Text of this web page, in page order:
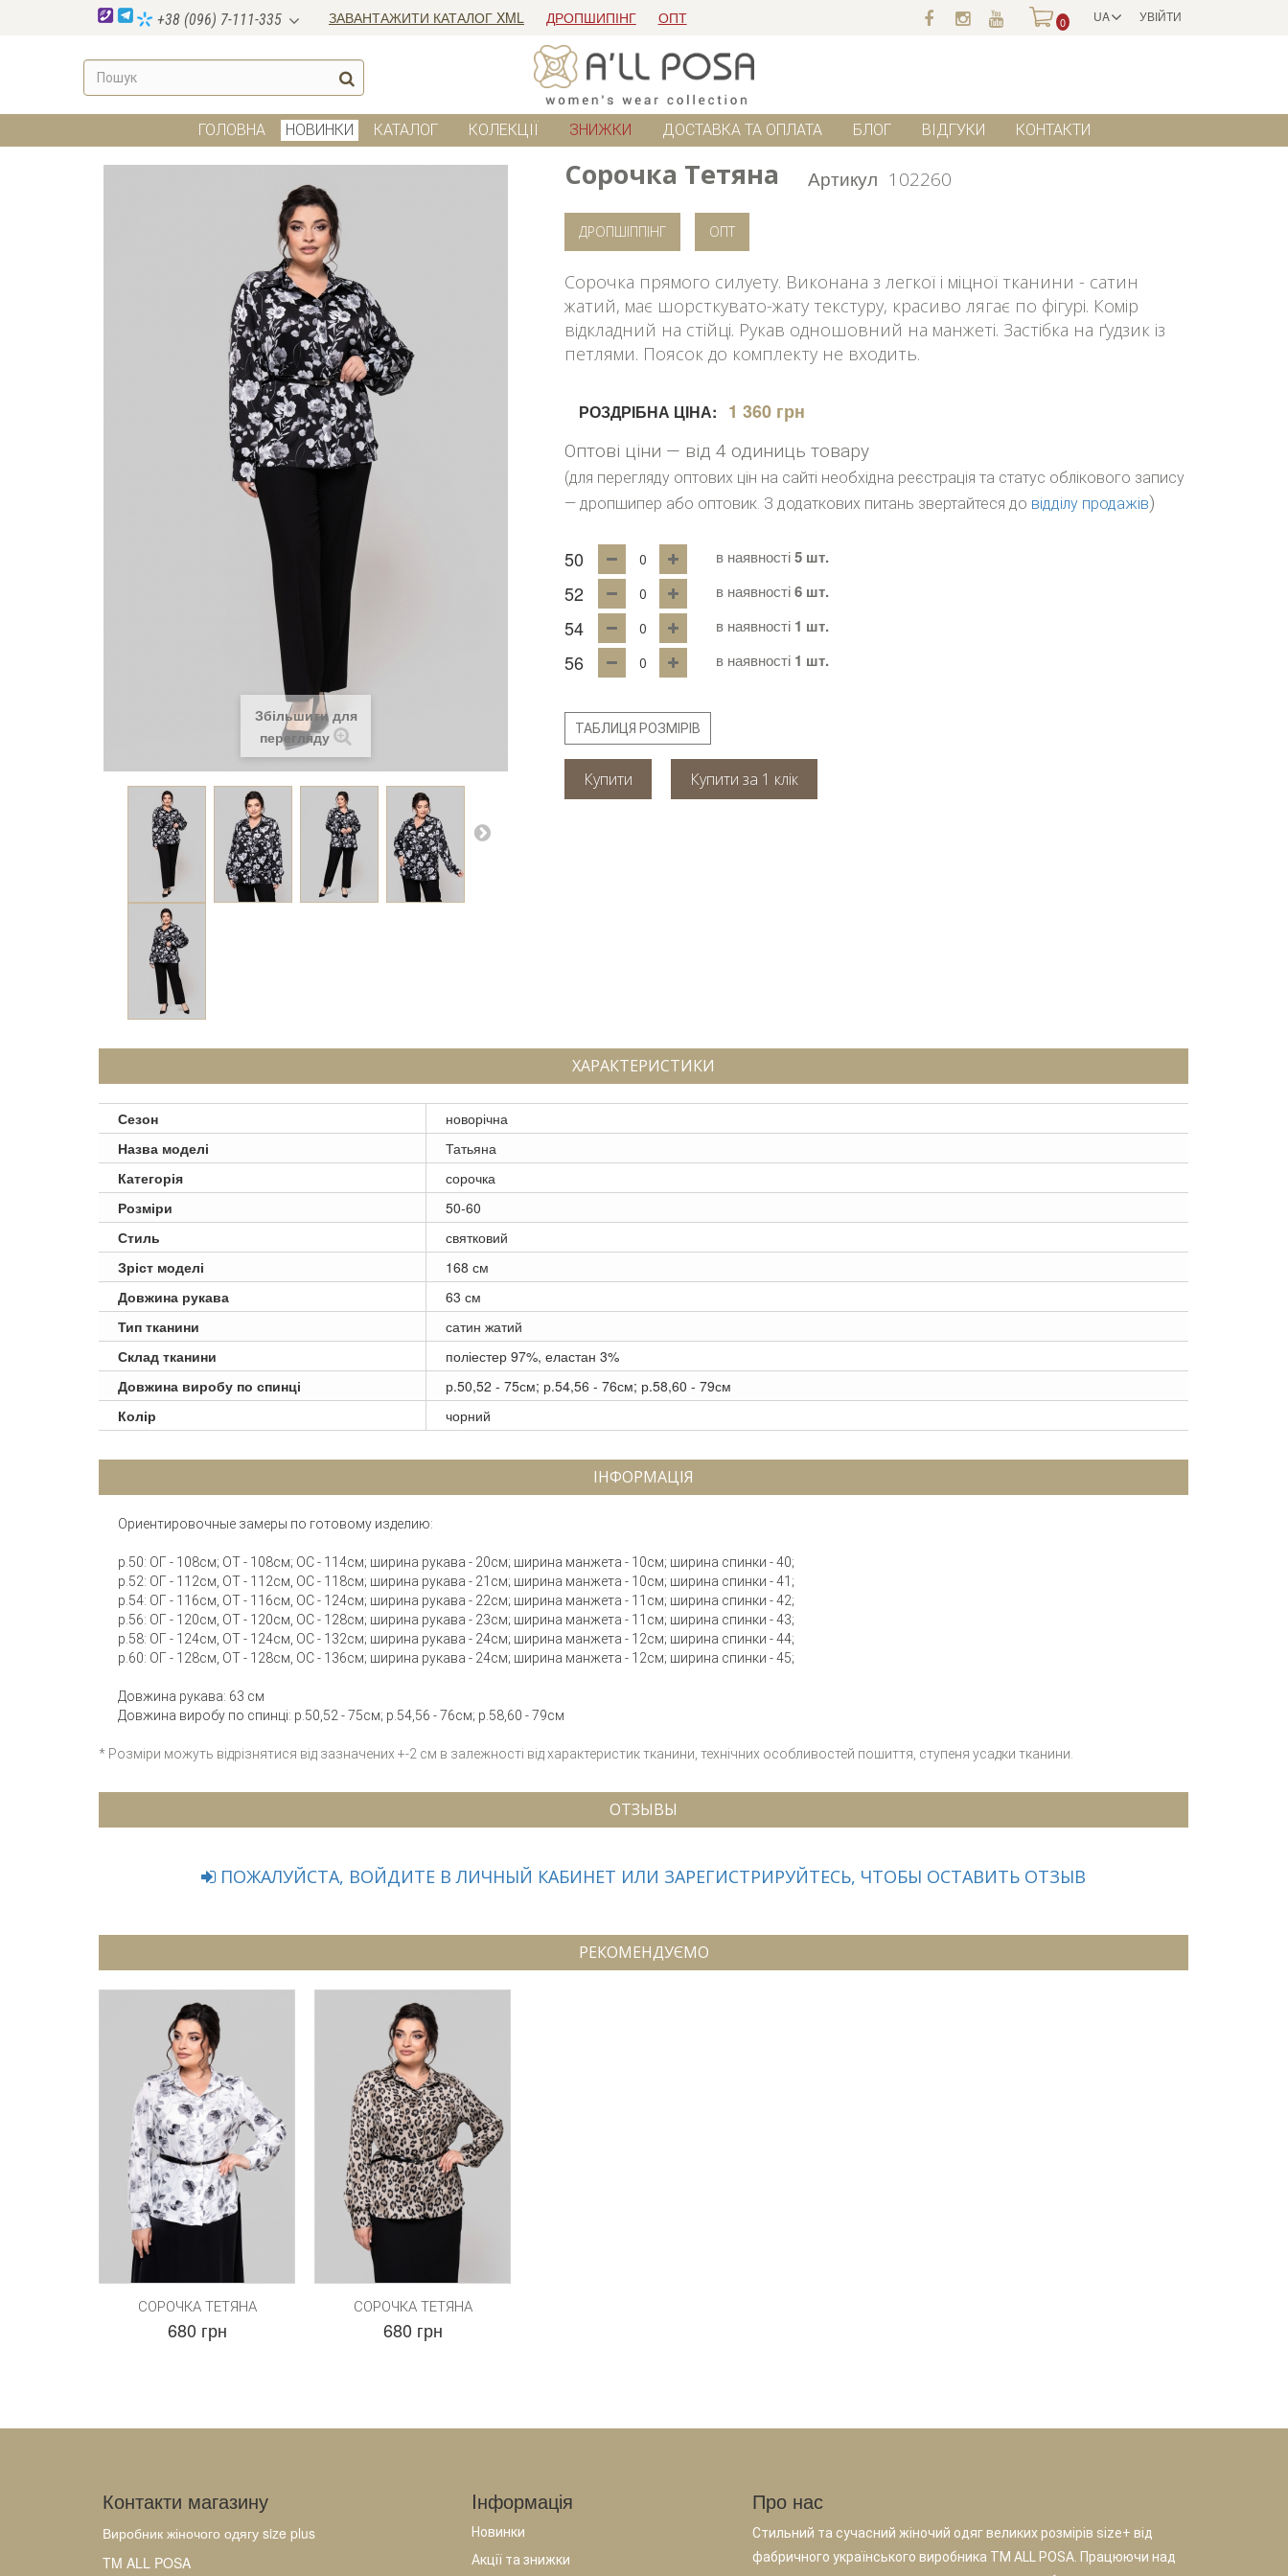
УВІЙТИ
UA
+38 (096) 7-111-335 ЗАВАНТАЖИТИ КАТАЛОГ XML ДРОПШИПІНГ ОПТ 0
ГОЛОВНА НОВИНКИ КАТАЛОГ КОЛЕКЦІЇ ЗНИЖКИ ДОСТАВКА ТА ОПЛАТА БЛОГ ВІДГУКИ КОНТАКТИ
Збільшити для
перегляду
Сорочка Тетяна Артикул 102260
ДРОПШІППІНГ ОПТ
Сорочка прямого силуету. Виконана з легкої і міцної тканини - сатин
жатий, має шорсткувато-жату текстуру, красиво лягає по фігурі. Комір
відкладний на стійці. Рукав одношовний на манжеті. Застібка на ґудзик із
петлями. Поясок до комплекту не входить.
РОЗДРІБНА ЦІНА: 1 360 грн
Оптові ціни — від 4 одиниць товару
(для перегляду оптових цін на сайті необхідна реєстрація та статус облікового запису
— дропшипер або оптовик. З додаткових питань звертайтеся до відділу продажів)
50 в наявності 5 шт.
52 в наявності 6 шт.
54 в наявності 1 шт.
56 в наявності 1 шт.
ТАБЛИЦЯ РОЗМІРІВ
Купити
ХАРАКТЕРИСТИКИ
Сезон
новорічна
Назва моделі
Татьяна
Категорія
сорочка
Розміри
50-60
Стиль
святковий
Зріст моделі
168 см
Довжина рукава
63 см
Тип тканини
сатин жатий
Склад тканини
поліестер 97%, еластан 3%
Довжина виробу по спинці
р.50,52 - 75см; р.54,56 - 76см; р.58,60 - 79см
Колір
чорний
ІНФОРМАЦІЯ
Ориентировочные замеры по готовому изделию:
р.50: ОГ - 108см; ОТ - 108см; ОС - 114см; ширина рукава - 20см; ширина манжета - 10см; ширина спинки - 40;
р.52: ОГ - 112см, ОТ - 112см, ОС - 118см; ширина рукава - 21см; ширина манжета - 10см; ширина спинки - 41;
р.54: ОГ - 116см, ОТ - 116см, ОС - 124см; ширина рукава - 22см; ширина манжета - 11см; ширина спинки - 42;
р.56: ОГ - 120см, ОТ - 120см, ОС - 128см; ширина рукава - 23см; ширина манжета - 11см; ширина спинки - 43;
р.58: ОГ - 124см, ОТ - 124см, ОС - 132см; ширина рукава - 24см; ширина манжета - 12см; ширина спинки - 44;
р.60: ОГ - 128см, ОТ - 128см, ОС - 136см; ширина рукава - 24см; ширина манжета - 12см; ширина спинки - 45;
Довжина рукава: 63 см
Довжина виробу по спинці: р.50,52 - 75см; р.54,56 - 76см; р.58,60 - 79см
* Розміри можуть відрізнятися від зазначених +-2 см в залежності від характеристик тканини, технічних особливостей пошиття, ступеня усадки тканини.
ОТЗЫВЫ
ПОЖАЛУЙСТА, ВОЙДИТЕ В ЛИЧНЫЙ КАБИНЕТ ИЛИ ЗАРЕГИСТРИРУЙТЕСЬ, ЧТОБЫ ОСТАВИТЬ ОТЗЫВ
РЕКОМЕНДУЄМО
СОРОЧКА ТЕТЯНА
680 грн
СОРОЧКА ТЕТЯНА
680 грн
Контакти магазину
Виробник жіночого одягу size plus
TM ALL POSA
Iнформація
Новинки
Акції та знижки
Про нас
Стильний та сучасний жіночий одяг великих розмірів size+ від
фабричного українського виробника TM ALL POSA. Працюючи над